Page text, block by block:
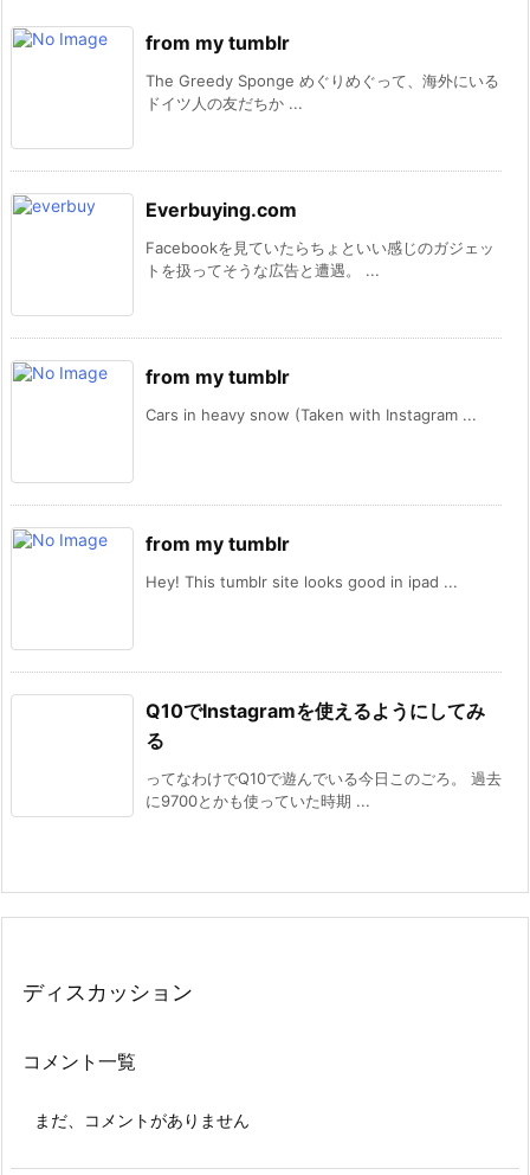
from my tumblr
The Greedy Sponge めぐりめぐって、海外にいる
ドイツ人の友だちか ...
Everbuying.com
Facebookを見ていたらちょといい感じのガジェッ
トを扱ってそうな広告と遭遇。 ...
from my tumblr
Cars in heavy snow (Taken with Instagram ...
from my tumblr
Hey! This tumblr site looks good in ipad ...
Q10でInstagramを使えるようにしてみ
る
ってなわけでQ10で遊んでいる今日このごろ。 過去
に9700とかも使っていた時期 ...
ディスカッション
コメント一覧
まだ、コメントがありません